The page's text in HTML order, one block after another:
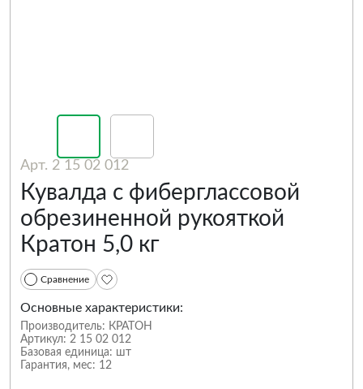
Арт. 2 15 02 012
Кувалда c фиберглассовой
обрезиненной рукояткой
Кратон 5,0 кг
Сравнение
Основные характеристики:
Производитель: КРАТОН
Артикул: 2 15 02 012
Базовая единица: шт
Гарантия, мес: 12